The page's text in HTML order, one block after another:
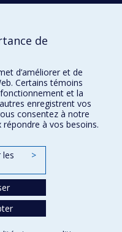
professionnel
de
d’améliorer et de
Certains témoins
et la
enregistrent vos
consentez à notre
à vos besoins.
les
>